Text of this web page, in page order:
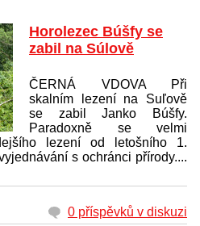
Horolezec Búšfy se
zabil na Súlově
ČERNÁ VDOVA Při
skalním lezení na Suľově
se zabil Janko Búšfy.
Paradoxně se velmi
lezení od letošního 1.
s ochránci přírody....
0 příspěvků v diskuzi